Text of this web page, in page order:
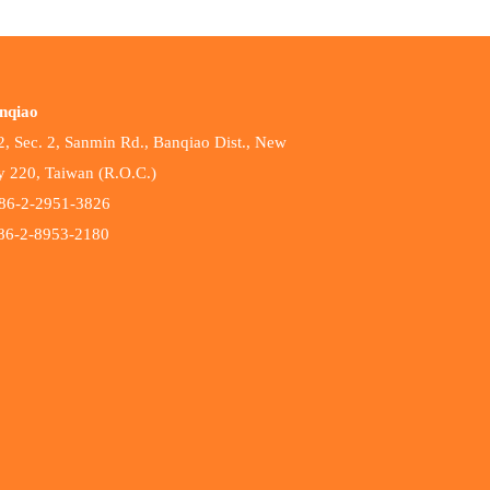
Sec. 2, Sanmin Rd., Banqiao Dist., New
220, Taiwan (R.O.C.)
2-2951-3826
2-8953-2180